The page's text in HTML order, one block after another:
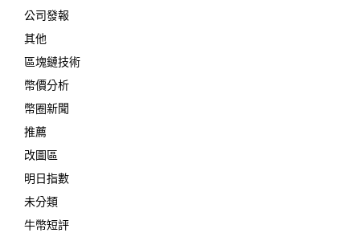
公司發報
其他
區塊鏈技術
幣價分析
幣圈新聞
推薦
改圖區
明日指數
未分類
牛幣短評